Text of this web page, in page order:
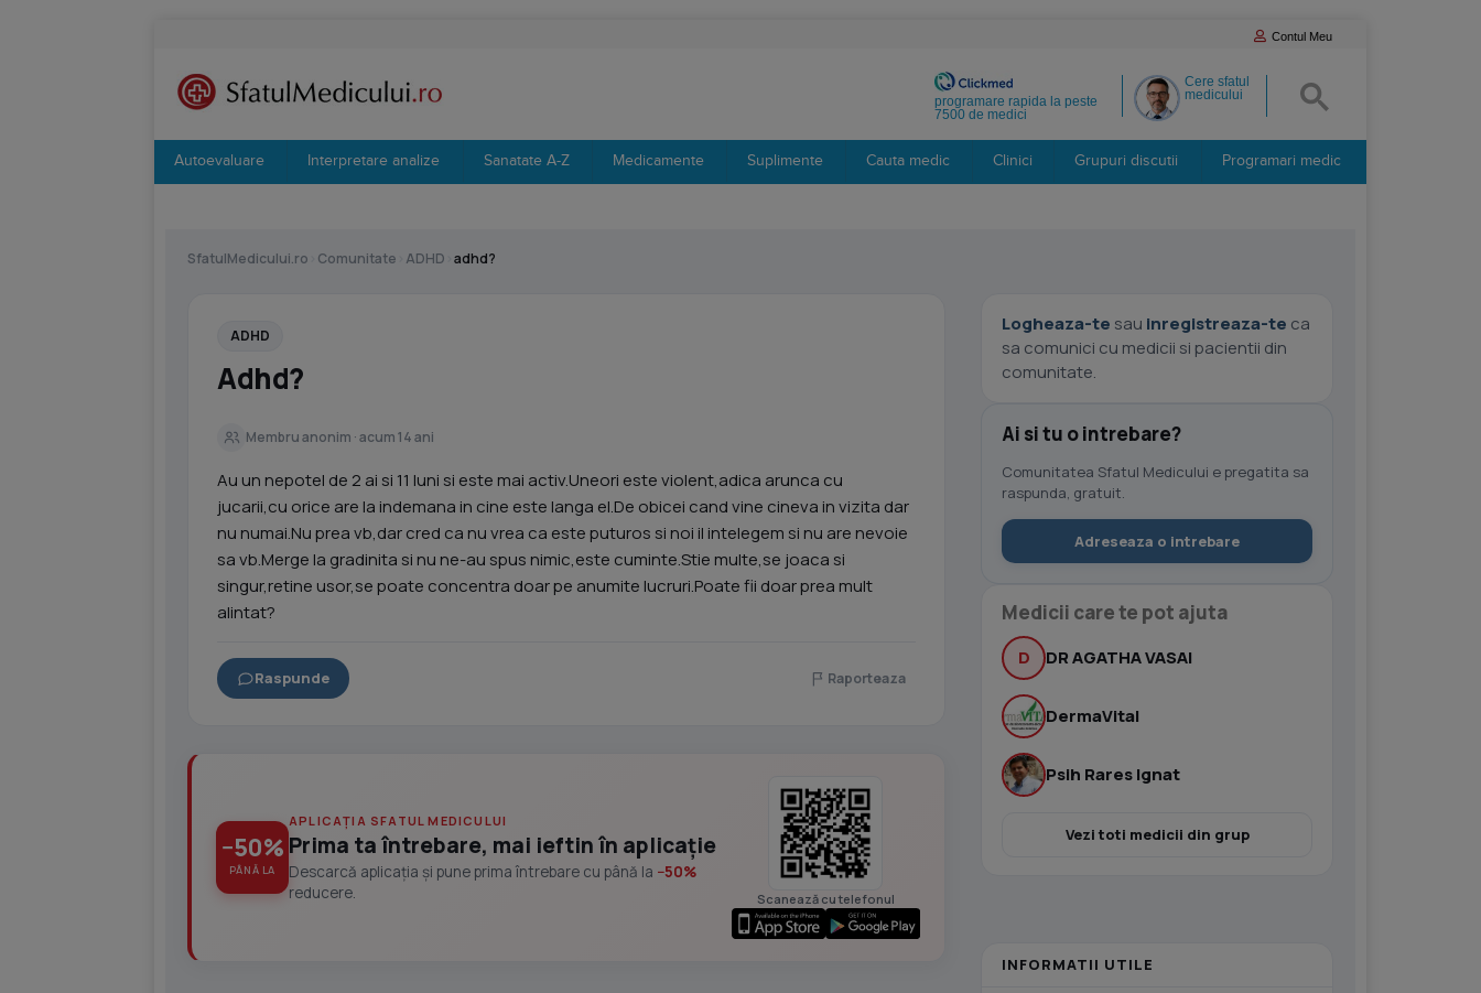
Contul Meu
Cere sfatul
medicului
programare rapida la peste
7500 de medici
Autoevaluare Interpretare analize Sanatate A-Z Medicamente Suplimente Cauta medic Clinici Grupuri discutii Programari medic
SfatulMedicului.ro Comunitate ADHD adhd?
ADHD
Adhd?
Membru anonim · acum 14 ani
Au un nepotel de 2 ai si 11 luni si este mai activ.Uneori este violent,adica arunca cu
jucarii,cu orice are la indemana in cine este langa el.De obicei cand vine cineva in vizita dar
nu numai.Nu prea vb,dar cred ca nu vrea ca este puturos si noi il intelegem si nu are nevoie
sa vb.Merge la gradinita si nu ne-au spus nimic,este cuminte.Stie multe,se joaca si
singur,retine usor,se poate concentra doar pe anumite lucruri.Poate fii doar prea mult
alintat?
Raspunde Raporteaza
−50%
PÂNĂ LA
APLICAȚIA SFATUL MEDICULUI
Prima ta întrebare, mai ieftin în aplicație
Descarcă aplicația și pune prima întrebare cu până la −50%
reducere.
Scanează cu telefonul
Logheaza-te sau inregistreaza-te ca
sa comunici cu medicii si pacientii din
comunitate.
Ai si tu o intrebare?
Comunitatea Sfatul Medicului e pregatita sa
raspunda, gratuit.
Adreseaza o intrebare
Medicii care te pot ajuta
D DR AGATHA VASAI
DermaVital
Psih Rares Ignat
Vezi toti medicii din grup
INFORMATII UTILE